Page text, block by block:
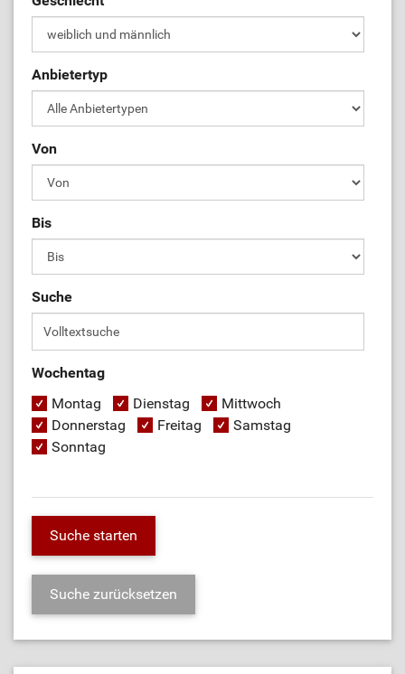
Anbietertyp
Von
Bis
Suche
Wochentag
Montag
Dienstag
Mittwoch
Donnerstag
Freitag
Samstag
Sonntag